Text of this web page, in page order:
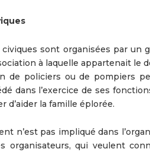
civiques sont organisées par
à laquelle appartenait
de policiers ou de pompiers
dans l’exercice de ses
d’aider la famille éplorée.
n’est pas impliqué dans
organisateurs, qui veulent